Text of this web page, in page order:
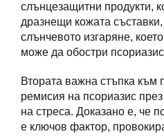
слънцезащитни продукти,
дразнещи кожата
слънчевото изгаряне,
може да обостри
Втората важна стъпка към
ремисия на псориазис
на стреса. Доказано е, че
е ключов фактор,